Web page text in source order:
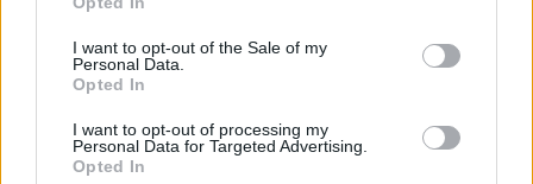
I want to opt-out of the Sale of my
Personal Data.
Opted In
I want to opt-out of processing my
Personal Data for Targeted Advertising.
Opted In
Samedi 15 Novembre 2025
21h00